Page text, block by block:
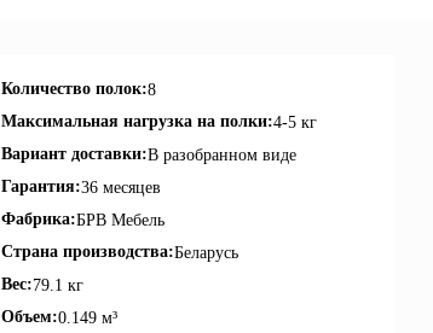
Количество полок:8
Максимальная нагрузка на полки:4-5 кг
Вариант доставки:В разобранном виде
Гарантия:36 месяцев
Фабрика:БРВ Мебель
Страна производства:Беларусь
Вес:79.1 кг
Объем:0.149 м³